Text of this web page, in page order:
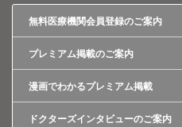
無料医療機関会員登録のご案内
プレミアム掲載のご案内
漫画でわかるプレミアム掲載
ドクターズインタビューのご案内